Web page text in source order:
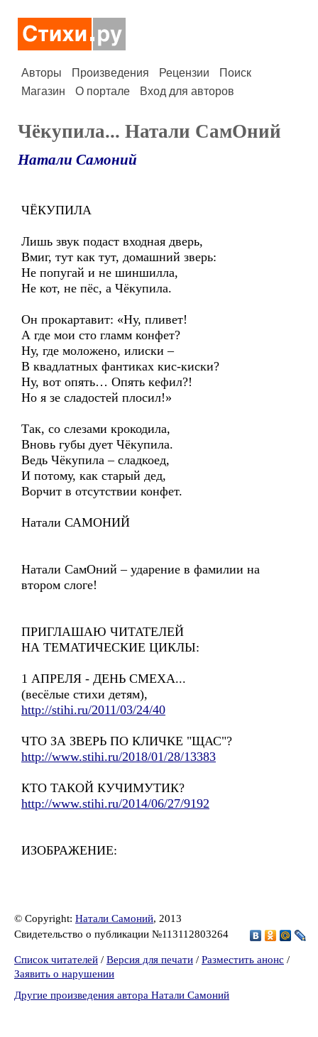
Авторы Произведения Рецензии
Поиск
Магазин
О портале Вход для авторов
Чёкупила... Натали СамОний
Натали Самоний
ЧЁКУПИЛА
Лишь звук подаст входная дверь,
Вмиг, тут как тут, домашний зверь:
Не попугай и не шиншилла,
Не кот, не пёс, а Чёкупила.
Он прокартавит: «Ну, пливет!
А где мои сто гламм конфет?
Ну, где моложено, илиски –
В квадлатных фантиках кис-киски?
Ну, вот опять… Опять кефил?!
Но я зе сладостей плосил!»
Так, со слезами крокодила,
Вновь губы дует Чёкупила.
Ведь Чёкупила – сладкоед,
И потому, как старый дед,
Ворчит в отсутствии конфет.
Натали САМОНИЙ
Натали СамОний – ударение в фамилии на
втором слоге!
ПРИГЛАШАЮ ЧИТАТЕЛЕЙ
НА ТЕМАТИЧЕСКИЕ ЦИКЛЫ:
1 АПРЕЛЯ - ДЕНЬ СМЕХА...
(весёлые стихи детям),
http://stihi.ru/2011/03/24/40
ЧТО ЗА ЗВЕРЬ ПО КЛИЧКЕ "ЩАС"?
http://www.stihi.ru/2018/01/28/13383
КТО ТАКОЙ КУЧИМУТИК?
http://www.stihi.ru/2014/06/27/9192
ИЗОБРАЖЕНИЕ:
© Copyright: Натали Самоний, 2013
Свидетельство о публикации №113112803264
Список читателей / Версия для печати / Разместить анонс /
Заявить о нарушении
Другие произведения автора Натали Самоний